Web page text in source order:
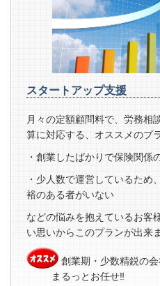
スタートアップ支援
月々の定額顧問料で、労務相
算に対応する、オススメのプ
・創業したばかりで保険関係
・少人数で運営しているため
裕のある者がいない
などの悩みを抱えているお客
い思いからこのプランが出来
創業期・少数精鋭の
まるっとお任せ‼